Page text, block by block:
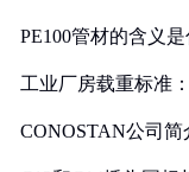
PE100管材的含义是
工业厂房载重标准
CONOSTAN公司简